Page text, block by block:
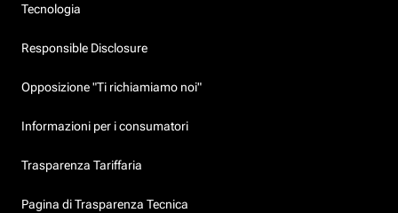
Tecnologia
Responsible Disclosure
Opposizione "Ti richiamiamo noi"
Informazioni per i consumatori
Trasparenza Tariffaria
Pagina di Trasparenza Tecnica